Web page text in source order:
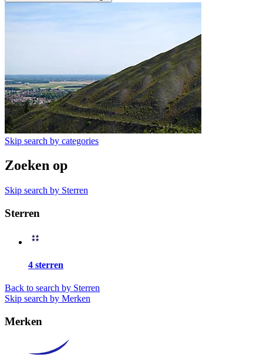
Skip search by categories
Zoeken op
Skip search by Sterren
Sterren
4 sterren
Back to search by Sterren
Skip search by Merken
Merken